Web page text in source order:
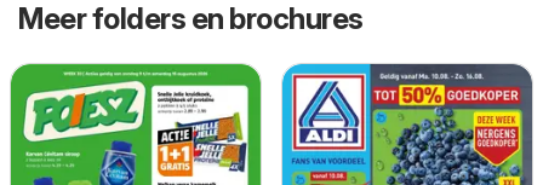
Meer folders en brochures